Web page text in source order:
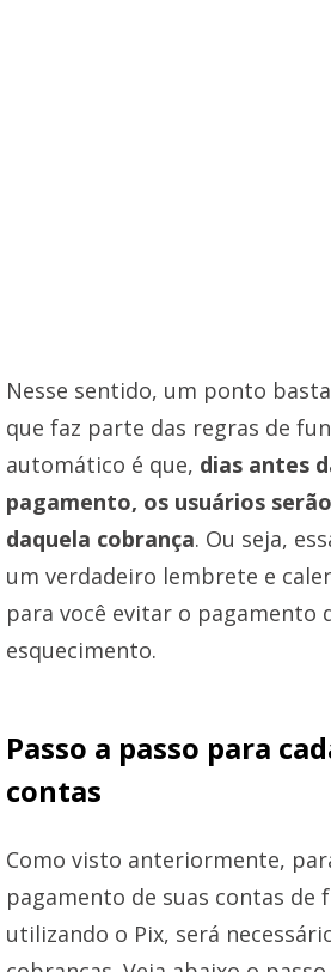
Nesse sentido, um ponto
que faz parte das regras de
automático é que, dias antes
pagamento, os usuários
daquela cobrança. Ou seja,
um verdadeiro lembrete e
para você evitar o pagamento
esquecimento.
Passo a passo para
contas
Como visto anteriormente,
pagamento de suas contas de
utilizando o Pix, será